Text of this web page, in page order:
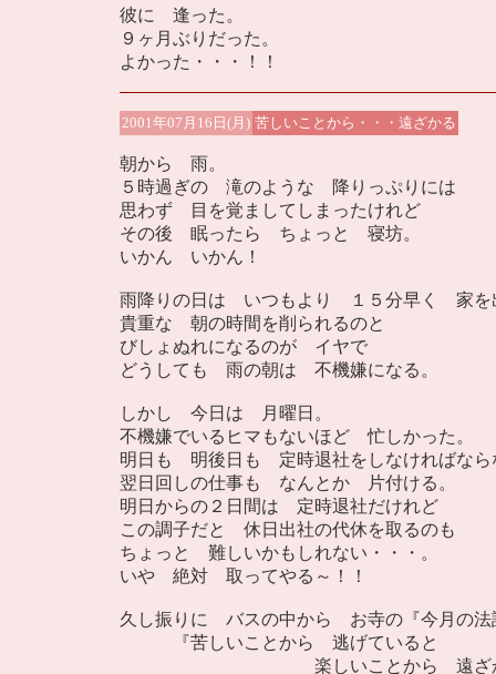
彼に 逢った。
９ヶ月ぶりだった。
よかった・・・！！
2001年07月16日(月) 苦しいことから・・・遠ざかる
朝から 雨。
５時過ぎの 滝のような 降りっぷりには
思わず 目を覚ましてしまったけれど
その後 眠ったら ちょっと 寝坊。
いかん いかん！
雨降りの日は いつもより １５分早く 家を
貴重な 朝の時間を削られるのと
びしょぬれになるのが イヤで
どうしても 雨の朝は 不機嫌になる。
しかし 今日は 月曜日。
不機嫌でいるヒマもないほど 忙しかった。
明日も 明後日も 定時退社をしなければなら
翌日回しの仕事も なんとか 片付ける。
明日からの２日間は 定時退社だけれど
この調子だと 休日出社の代休を取るのも
ちょっと 難しいかもしれない・・・。
いや 絶対 取ってやる～！！
久し振りに バスの中から お寺の『今月の法
『苦しいことから 逃げていると
楽しいことから 遠ざか